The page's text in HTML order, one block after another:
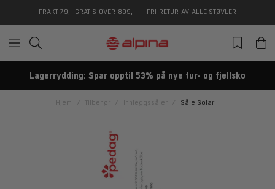
FRAKT 79,- GRATIS OVER 899,- FRI RETUR AV ALLE STØVLER
Lagerrydding: Spar opptil 53% på nye tur- og fjellsko
Hjem Tilbehør Innleggssåler Såle Solar